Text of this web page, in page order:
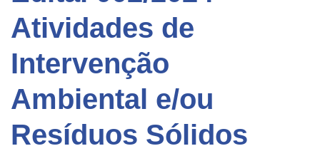
Atividades de
Intervenção
Ambiental e/ou
Resíduos Sólidos